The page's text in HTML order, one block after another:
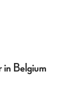
in Belgium